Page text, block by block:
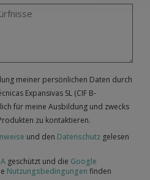
meiner persönlichen Daten durch
Expansivas SL (CIF B-
für meine Ausbildung und zwecks
zu kontaktieren.
und den Datenschutz gelesen
geschützt und die Google
Nutzungsbedingungen finden